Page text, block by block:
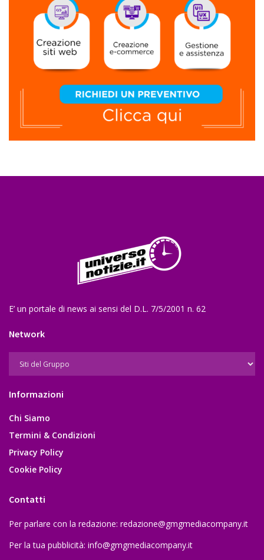
E’ un portale di news ai sensi del D.L. 7/5/2001 n. 62
Network
Informazioni
Chi Siamo
Termini & Condizioni
Privacy Policy
Cookie Policy
Contatti
Per parlare con la redazione: redazione@gmgmediacompany.it
Per la tua pubblicità: info@gmgmediacompany.it